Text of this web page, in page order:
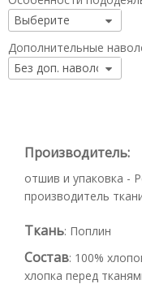
Дополнительные
Производитель:
отшив и упаковка -
производитель
Ткань: Поплин
Состав: 100%
хлопка перед